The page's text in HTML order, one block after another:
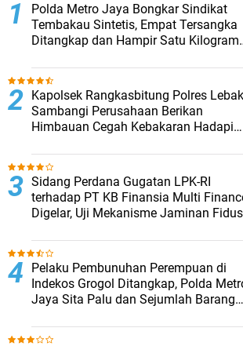
‎Polda Metro Jaya Bongkar Sindikat
Tembakau Sintetis, Empat Tersangka
Ditangkap dan Hampir Satu Kilogram
Kapolsek Rangkasbitung Polres Lebak
Sambangi Perusahaan Berikan
Himbauan Cegah Kebakaran Hadapi
Sidang Perdana Gugatan LPK-RI
terhadap PT KB Finansia Multi
Digelar, Uji Mekanisme Jaminan
Pelaku Pembunuhan Perempuan di
Indekos Grogol Ditangkap, Polda
Jaya Sita Palu dan Sejumlah Barang